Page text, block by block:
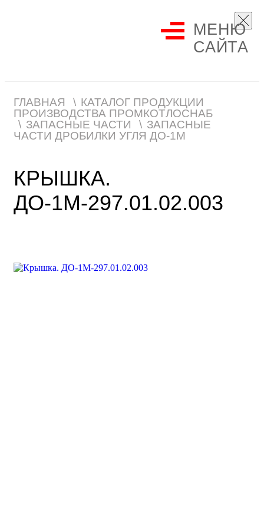
МЕНЮ
САЙТА
ГЛАВНАЯ
КАТАЛОГ ПРОДУКЦИИ
ПРОИЗВОДСТВА ПРОМКОТЛОСНАБ
ЗАПАСНЫЕ ЧАСТИ
ЗАПАСНЫЕ
ЧАСТИ ДРОБИЛКИ УГЛЯ ДО-1М
КРЫШКА.
ДО-1М-297.01.02.003